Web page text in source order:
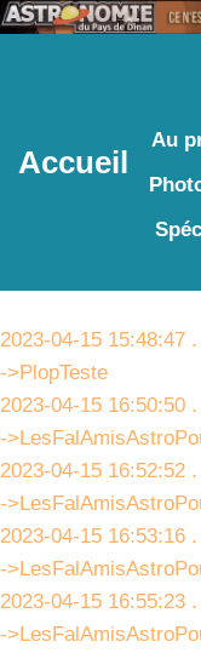
Accueil
Au
2023-04-15 15:48:47
->PlopTeste
2023-04-15 16:50:50
-
2023-04-15 16:52:52
-
2023-04-15 16:53:16
-
2023-04-15 16:55:23
-